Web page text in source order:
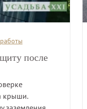
после
крыши.